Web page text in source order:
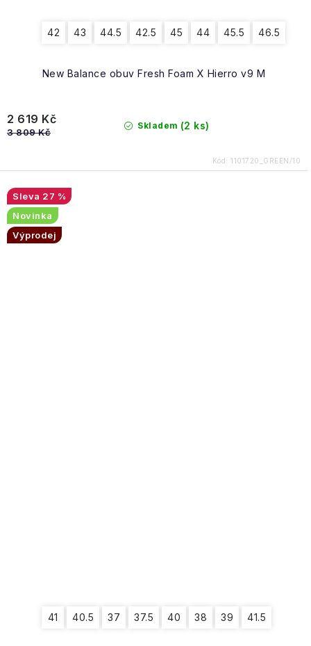
New Balance obuv Fresh Foam X Hierro v9 M
42 43 44.5 42.5 45 44 45.5 46.5
Skladem (2 ks)
2 619 Kč
3 809 Kč
Kód: 1101720_GREEN/10
27 %
Novinka
Výprodej
41 40.5 37 37.5 40 38 39 41.5